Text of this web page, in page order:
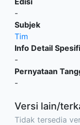
-
Subjek
Tim
Info Detail
-
Pernyataan
-
Versi lain/
Tidak tersedia